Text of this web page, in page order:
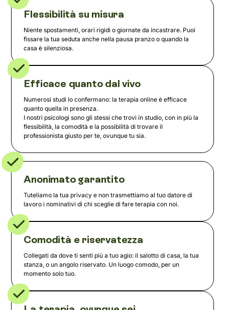
Flessibilità su misura
Niente spostamenti, orari rigidi o giornate da incastrare. Puoi
fissare la tua seduta anche nella pausa pranzo o quando la
casa è silenziosa.
Efficace quanto dal vivo
Numerosi studi lo confermano: la terapia online è efficace
quanto quella in presenza.
I nostri psicologi sono gli stessi che trovi in studio, con in più la
flessibilità, la comodità e la possibilità di trovare il
professionista giusto per te, ovunque tu sia.
Anonimato garantito
Tuteliamo la tua privacy e non trasmettiamo al tuo datore di
lavoro i nominativi di chi sceglie di fare terapia con noi.
Comodità e riservatezza
Collegati da dove ti senti più a tuo agio: il salotto di casa, la tua
stanza, o un angolo riservato. Un luogo comodo, per un
momento solo tuo.